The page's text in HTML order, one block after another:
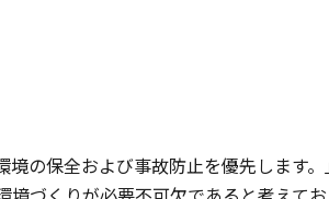
の保全および事故防止を優先します